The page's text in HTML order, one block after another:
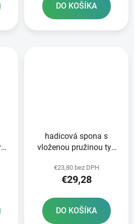
DO KOŠÍKA
hadicová spona s
vloženou pružinou typ
NORMACLAMP TORRO
WF - vyrobené v
€23,80 bez DPH
€29,28
DO KOŠÍKA